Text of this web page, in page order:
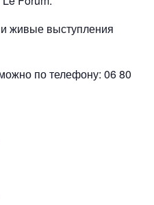
живые выступления
по телефону: 06 80